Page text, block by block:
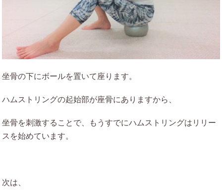
坐骨の下にボールを置いて座ります。
ハムストリングの起始部が座骨にありますから、
坐骨を刺激することで、もうすでにハムストリングはリリー
スを始めています。
次は、